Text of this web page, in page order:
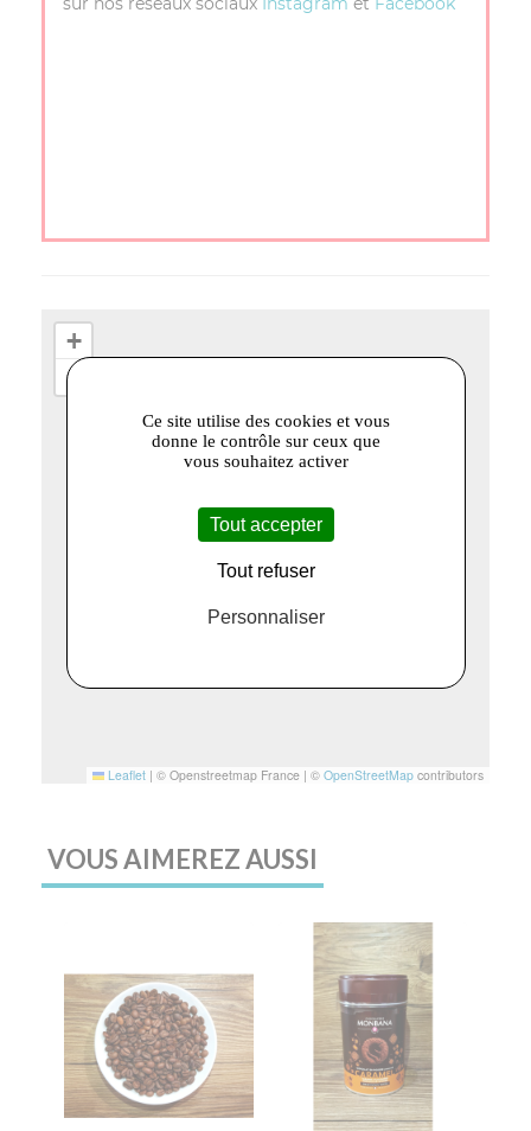
+
−
Leaflet | © Openstreetmap France | © OpenStreetMap contributors
VOUS AIMEREZ AUSSI
Ce site utilise des cookies et vous
donne le contrôle sur ceux que
vous souhaitez activer
Tout accepter
Tout refuser
Personnaliser